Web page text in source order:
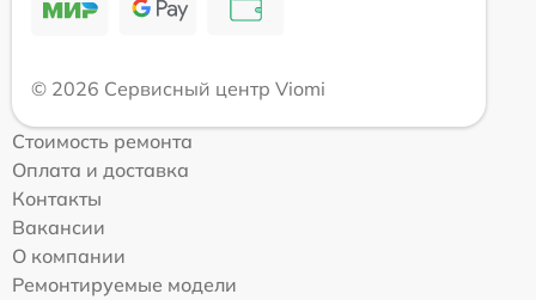
© 2026 Сервисный центр Viomi
Стоимость ремонта
Оплата и доставка
Контакты
Вакансии
О компании
Ремонтируемые модели